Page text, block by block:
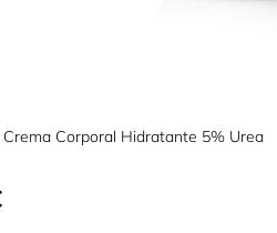
Crema Corporal Hidratante 5% Urea